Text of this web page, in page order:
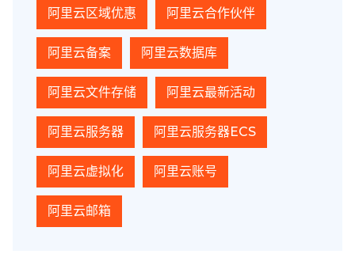
阿里云区域优惠 阿里云合作伙伴
阿里云备案 阿里云数据库
阿里云文件存储 阿里云最新活动
阿里云服务器 阿里云服务器ECS
阿里云虚拟化 阿里云账号
阿里云邮箱